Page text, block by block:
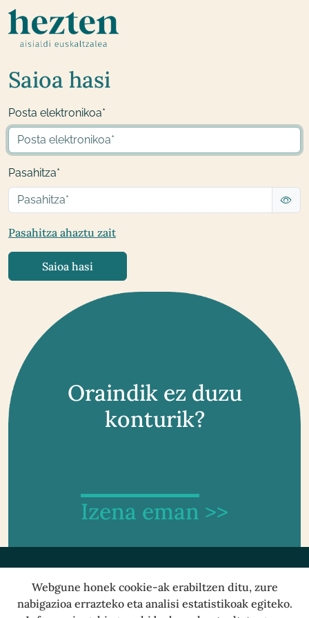
Saioa hasi
Posta elektronikoa*
Pasahitza*
Pasahitza ahaztu zait
Saioa hasi
Oraindik ez duzu
konturik?
Izena eman >>
© 2026 Hezten
Lege oharra Pribatutasun politika Cookien
Webgune honek cookie-ak erabiltzen ditu, zure
nabigazioa errazteko eta analisi estatistikoak egiteko.